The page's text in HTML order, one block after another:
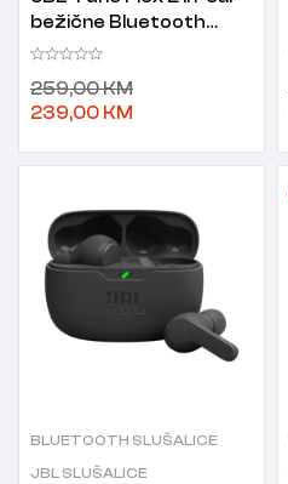
bežične Bluetooth
slušalice bijele
259,00KM
239,00 KM
BLUETOOTH SLUŠALICE
JBL SLUŠALICE